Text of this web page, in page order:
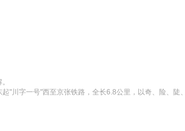
"川字一号"西至京张铁路，全长6.8公里，以奇、险、